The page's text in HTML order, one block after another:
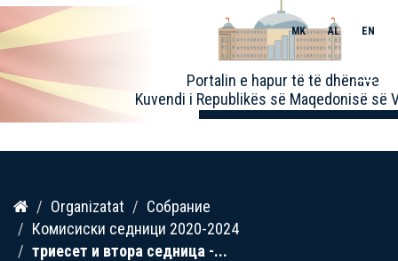
Kalo
përmbajtja
Portalin e hapur të të dhënave
Kuvendi i Republikës së Maqedonisë së
MK AL EN
Toggle
Organizatat
Собрание
Комисиски седници 2020-2024
триесет и втора седница -...